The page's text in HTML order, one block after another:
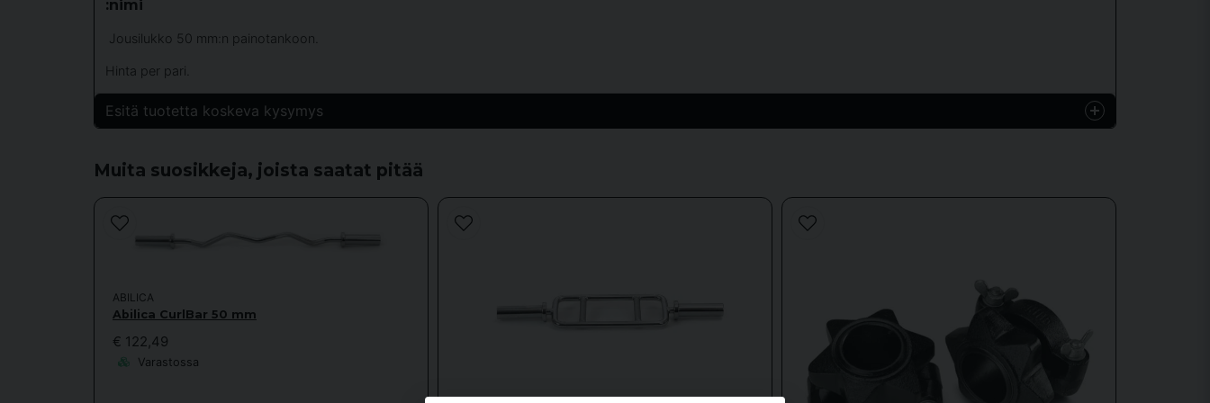
:nimi
Jousilukko 50 mm:n painotankoon.
Hinta per pari.
Esitä tuotetta koskeva kysymys
Kysy meiltä jotain tästä tuotteesta...
name
Kyllä, voitte julkaista kysymykseni.
Muita suosikkeja, joista saatat pitää
ABILICA
Abilica CurlBar 50 mm
€ 122,49
Varastossa